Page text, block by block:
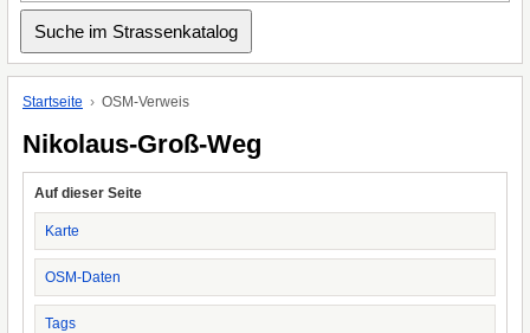
Startseite OSM-Verweis
Nikolaus-Groß-Weg
Auf dieser Seite
Karte
OSM-Daten
Tags